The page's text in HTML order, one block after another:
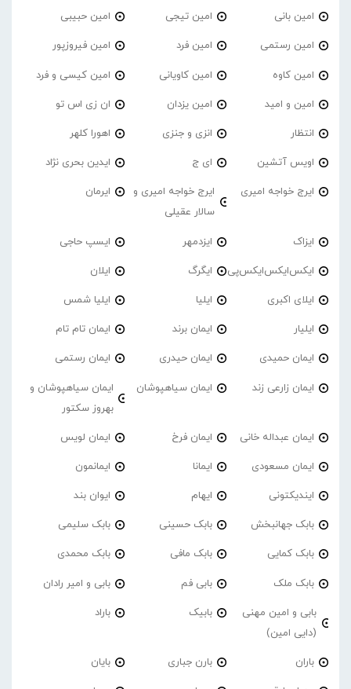
امین بانی امین تیجی امین حبیبی
امین رستمی امین فرد امین فیروزپور
امین کاوه امین کاویانی امین کیسی و فرد
امین و امید امین یزدان ان زی اس تو
انتظار انزی و جنزی اهورا کلهر
اویس آتشین ای ج ایدین بحری نژاد
ایرج خواجه امیری
ایرج خواجه امیری و
سالار عقیلی
ایرمان
ایزاک ایزدمهر ایسپ حاجی
ایکس‌ایکس‌ایکس‌پی ایگرگ ایلان
ایلای اکبری ایلیا ایلیا شمس
ایلیار ایمان برند ایمان تام تام
ایمان حمیدی ایمان حیدری ایمان رستمی
ایمان زارعی زند ایمان سیاهپوشان
ایمان سیاهپوشان و
بهروز سکتور
ایمان عبداله خانی ایمان فرخ ایمان لویس
ایمان مسعودی ایمانا ایمانمون
ایندیکتونی ایهام ایوان بند
بابک جهانبخش بابک حسینی بابک سلیمی
بابک کمایی بابک مافی بابک محمدی
بابک ملک بابی فم بابی و امیر رادان
بابی و امین مهنی
(دایی امین)
بابیک باراد
باران بارن جباری بایان